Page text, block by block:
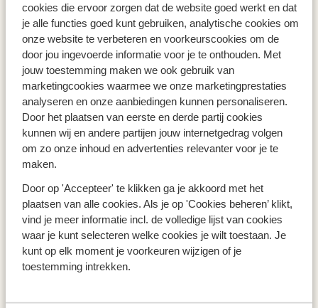
cookies die ervoor zorgen dat de website goed werkt en dat
je alle functies goed kunt gebruiken, analytische cookies om
onze website te verbeteren en voorkeurscookies om de
door jou ingevoerde informatie voor je te onthouden. Met
jouw toestemming maken we ook gebruik van
marketingcookies waarmee we onze marketingprestaties
analyseren en onze aanbiedingen kunnen personaliseren.
Door het plaatsen van eerste en derde partij cookies
kunnen wij en andere partijen jouw internetgedrag volgen
om zo onze inhoud en advertenties relevanter voor je te
maken.
Door op 'Accepteer' te klikken ga je akkoord met het
plaatsen van alle cookies. Als je op 'Cookies beheren’ klikt,
vind je meer informatie incl. de volledige lijst van cookies
waar je kunt selecteren welke cookies je wilt toestaan. Je
kunt op elk moment je voorkeuren wijzigen of je
toestemming intrekken.
Populaire landen
Vakantie Griekenland
Vakantie Spanje
Vakantie Italië
Vakantie Portugal
Vakantie Cyprus
Populaire regio's
Vakantie Kreta
Vakantie Lefkas
Vakantie Madeira
Vakantie Samos
Vakantie Sicilie
Vakantie Zakynthos
Vakantie Algarve